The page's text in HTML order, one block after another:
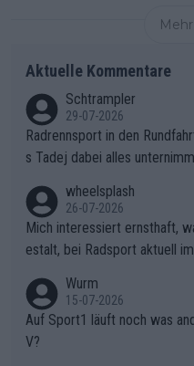
Aktuelle Kommentare
Schtrampler
29-07-2026
Radrennsport in den
s Tadej dabei alles unternimmt,
ganze Team auch mental
olg teilzuhaben, ist ihm ganz
chen weit über den Radsport
wheelsplash
26-07-2026
Mich interessiert ernsthaft,
estalt, bei Radsport aktuell
Wurm
15-07-2026
Auf Sport1 läuft noch was
V?